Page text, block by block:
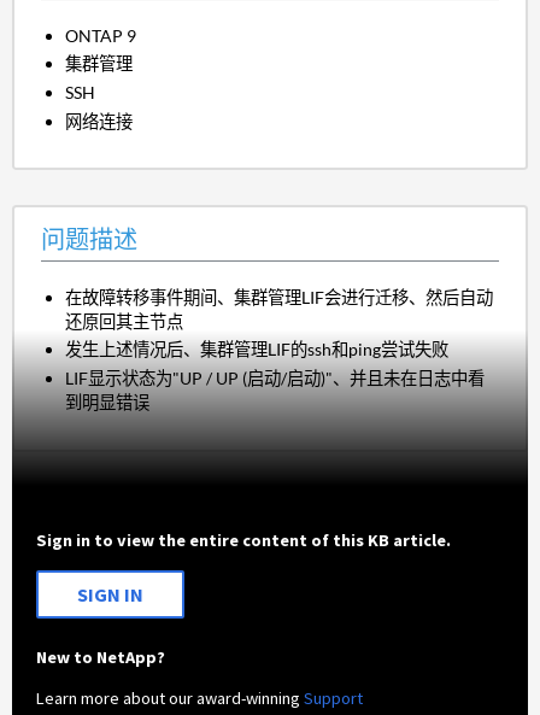
ONTAP 9
集群管理
SSH
网络连接
问题描述
在故障转移事件期间、集群管理LIF会进行迁移、然后自动
还原回其主节点
发生上述情况后、集群管理LIF的ssh和ping尝试失败
LIF显示状态为"UP / UP (启动/启动)"、并且未在日志中看
到明显错误
Sign in to view the entire content of this KB article.
SIGN IN
New to NetApp?
Learn more about our award-winningSupport